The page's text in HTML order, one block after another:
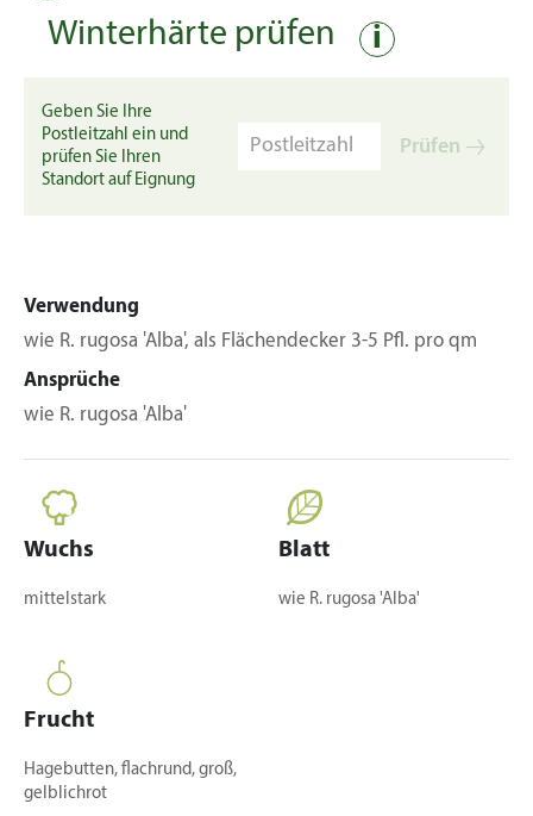
Winterhärte prüfen i
Geben Sie Ihre
Postleitzahl ein und
prüfen Sie Ihren
Standort auf Eignung
Prüfen
Verwendung
wie R. rugosa 'Alba', als Flächendecker 3-5 Pfl. pro qm
Ansprüche
wie R. rugosa 'Alba'
Wuchs
mittelstark
Blatt
wie R. rugosa 'Alba'
Frucht
Hagebutten, flachrund, groß,
gelblichrot